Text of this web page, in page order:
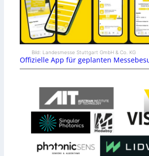
Bild: Landesmesse Stuttgart GmbH & Co. KG
Offizielle App für geplanten